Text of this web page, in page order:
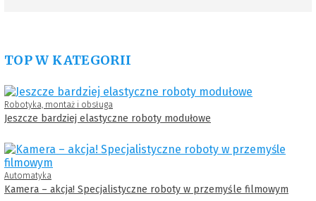
TOP W KATEGORII
Robotyka, montaż i obsługa
Jeszcze bardziej elastyczne roboty modułowe
Automatyka
Kamera – akcja! Specjalistyczne roboty w przemyśle filmowym